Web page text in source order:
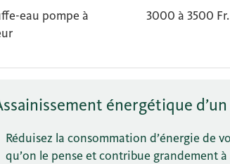
eau pompe à
3000 à 3500 Fr.
énergétique
Réduisez la consommation d’énergie de
qu’on le pense et contribue grandement